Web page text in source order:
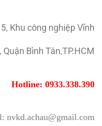
Khu công nghiệp Vĩnh
Bình Tân,TP.HCM
Hotline: 0933.338.390
nvkd.achau@gmail.com